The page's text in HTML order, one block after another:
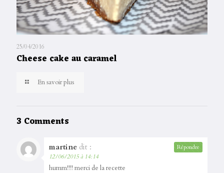
25/04/2016
Cheese cake au caramel
En savoir plus
3 Comments
martine dit :
12/06/2015 à 14:14
humm!!!! merci de la recette
Répondre